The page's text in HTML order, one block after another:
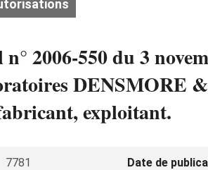
2006-550 du 3
DENSMORE
exploitant.
7781 Date de